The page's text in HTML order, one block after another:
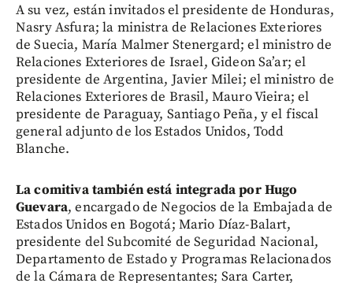
A su vez, están invitados el presidente de Honduras,
Nasry Asfura; la ministra de Relaciones Exteriores
de Suecia, María Malmer Stenergard; el ministro de
Relaciones Exteriores de Israel, Gideon Sa’ar; el
presidente de Argentina, Javier Milei; el ministro de
Relaciones Exteriores de Brasil, Mauro Vieira; el
presidente de Paraguay, Santiago Peña, y el fiscal
general adjunto de los Estados Unidos, Todd
Blanche.
La comitiva también está integrada por Hugo
Guevara, encargado de Negocios de la Embajada de
Estados Unidos en Bogotá; Mario Díaz-Balart,
presidente del Subcomité de Seguridad Nacional,
Departamento de Estado y Programas Relacionados
de la Cámara de Representantes; Sara Carter,